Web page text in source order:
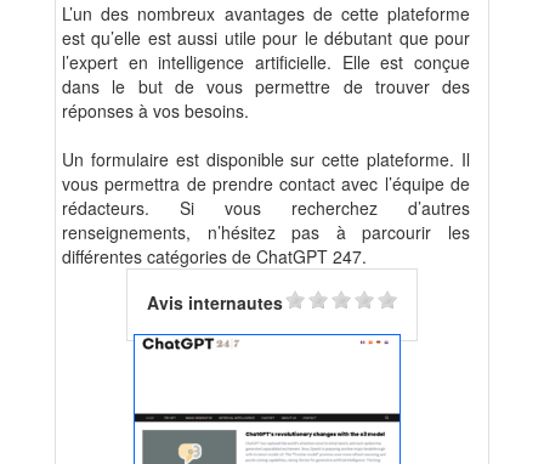
L’un des nombreux avantages de cette plateforme
est qu’elle est aussi utile pour le débutant que pour
l’expert en intelligence artificielle. Elle est conçue
dans le but de vous permettre de trouver des
réponses à vos besoins.
Un formulaire est disponible sur cette plateforme. Il
vous permettra de prendre contact avec l’équipe de
rédacteurs. Si vous recherchez d’autres
renseignements, n’hésitez pas à parcourir les
différentes catégories de ChatGPT 247.
Avis internautes